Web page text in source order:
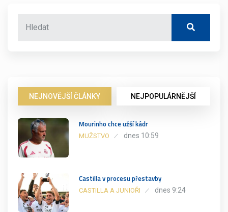
NEJNOVĚJŠÍ ČLÁNKY NEJPOPULÁRNĚJŠÍ
Mourinho chce užší kádr
MUŽSTVO dnes 10:59
Castilla v procesu přestavby
CASTILLA A JUNIOŘI dnes 9:24